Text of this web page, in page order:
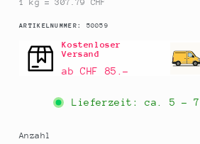
1 kg = 307.79 CHF
ARTIKELNUMMER: SKU:
50059
Kostenloser
Versand
ab CHF 85.–
Lieferzeit: ca. 5 - 7
Anzahl
Anzahl